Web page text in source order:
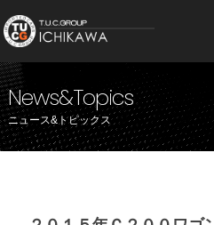
News&Topics
ニュース&トピックス